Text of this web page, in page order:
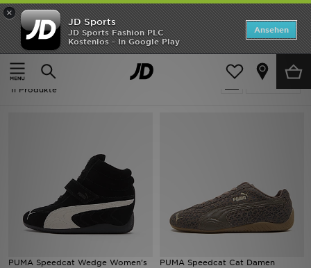
×
JD Sports
JD Sports Fashion PLC
Kostenlos - In Google Play
Ansehen
Startseite
Puma Speedcat
verfeinern
Puma Speedcat
11 Produkte
PUMA Speedcat Wedge Women's PUMA Speedcat Cat Damen
Startseite
ANGEBOTE
Marken
Kinder